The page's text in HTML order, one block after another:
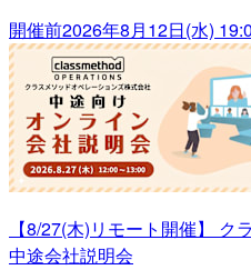
開催前2026年8月12日(水)
【8/27(木)リモート開催】
中途会社説明会